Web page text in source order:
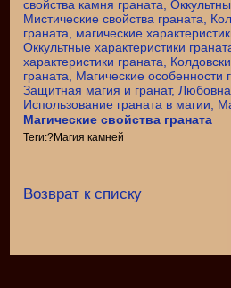
Магические свойства граната
Теги:?Магия камней
Возврат к списку